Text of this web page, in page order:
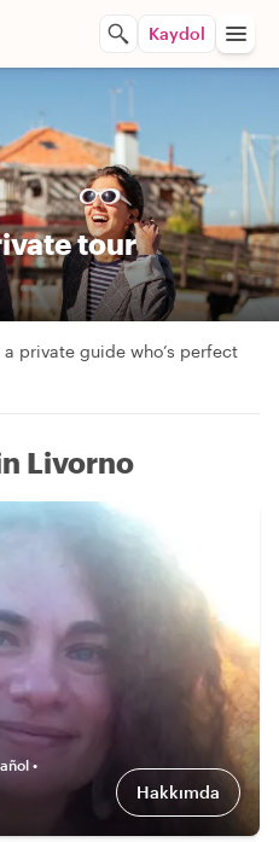
Kaydol
tour
a private guide who’s perfect
Livorno
•
Hakkımda